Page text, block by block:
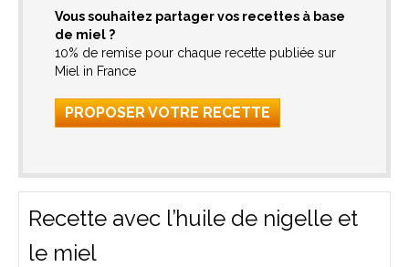
Vous souhaitez partager vos recettes à base
de miel ?
10% de remise pour chaque recette publiée sur
Miel in France
PROPOSER VOTRE RECETTE
Recette avec l’huile de nigelle et
le miel